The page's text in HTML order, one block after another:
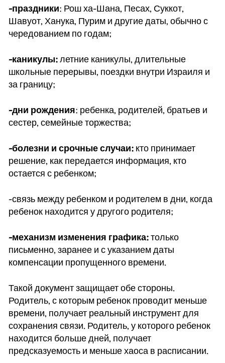
-праздники: Рош ха-Шана, Песах, Суккот,
Шавуот, Ханука, Пурим и другие даты, обычно с
чередованием по годам;
-каникулы:летние каникулы, длительные
школьные перерывы, поездки внутри Израиля и
за границу;
-дни рождения: ребенка, родителей, братьев и
сестер, семейные торжества;
-болезни и срочные случаи: кто принимает
решение, как передается информация, кто
остается с ребенком;
-связь между ребенком и родителем в дни, когда
ребенок находится у другого родителя;
-механизм изменения графика:только
письменно, заранее и с указанием даты
компенсации пропущенного времени.
Такой документ защищает обе стороны.
Родитель, с которым ребенок проводит меньше
времени, получает реальный инструмент для
сохранения связи. Родитель, у которого ребенок
находится больше дней, получает
предсказуемость и меньше хаоса в расписании.